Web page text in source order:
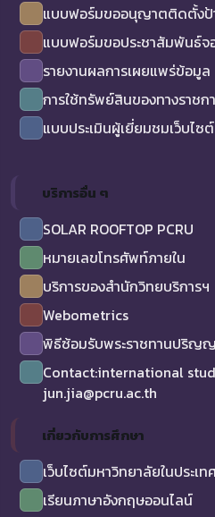
แบบฟอร์มขออนุญาตติดตั้งป้
แบบฟอร์มขอประชาสัมพันธ์จ
รายงานผลการเผยแพร่ข้อมูล
การใช้ทรัพย์สินของทางราชก
แบบประเมินผู้เยี่ยมชมเว็บไซต์
บริการอื่น ๆ
SOLAR ROOFTOP PCRU
หมายเลขโทรศัพท์ภายใน
บริการของสำนักวิทยบริการฯ
Webometrics
พิธีซ้อมรับพระราชทานปริญ
Contact:international
jun.jia@pcru.ac.th
เกี่ยวกับการศึกษา
เว็บไซต์มหาวิทยาลัยในประเท
เรียนภาษาอังกฤษออนไลน์